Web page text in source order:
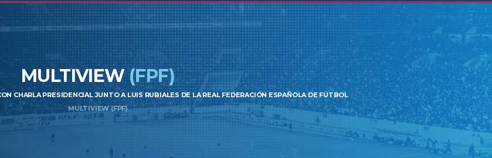
MULTIVIEW(FPF)
CHARLA PRESIDENCIAL JUNTO A LUIS RUBIALES DE LA REAL FEDERACIÓN ESPAÑOLA DE FÚTBOL
MULTIVIEW (FPF)